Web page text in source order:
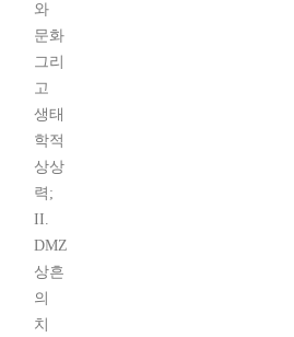
와
문화
그리
고
생태
학적
상상
력;
II.
DMZ
상흔
의
치